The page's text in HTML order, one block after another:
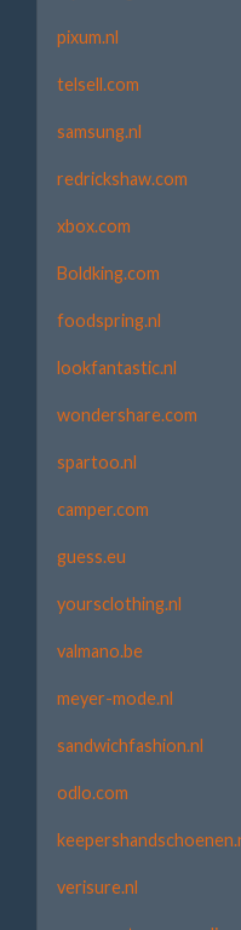
pixum.nl
telsell.com
samsung.nl
redrickshaw.com
xbox.com
Boldking.com
foodspring.nl
lookfantastic.nl
wondershare.com
spartoo.nl
camper.com
guess.eu
yoursclothing.nl
valmano.be
meyer-mode.nl
sandwichfashion.nl
odlo.com
verisure.nl